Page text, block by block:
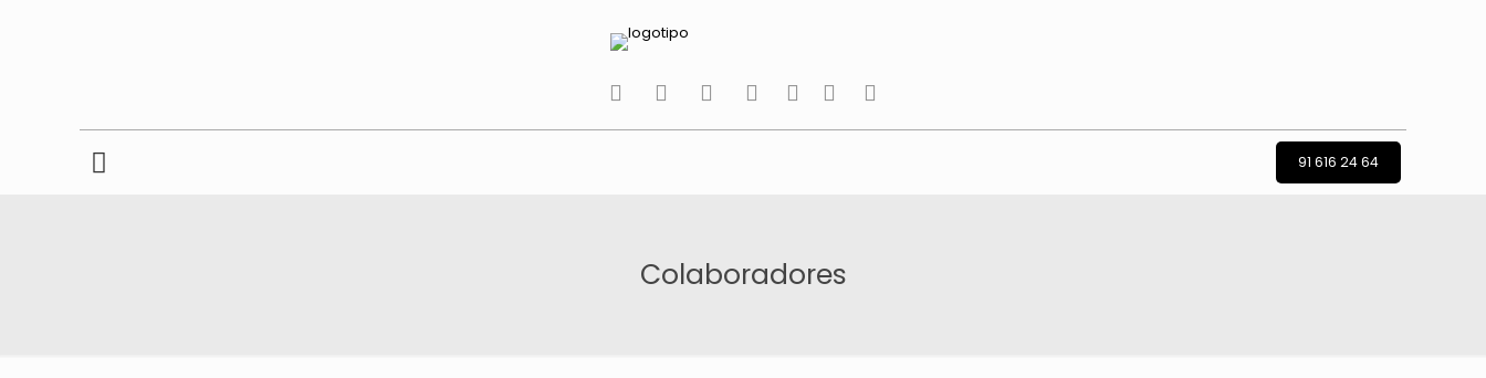
tiktokfacebook
instagram
TwitterYoutube
Telegramwhatsapp
91 616 24 64
Colaboradores